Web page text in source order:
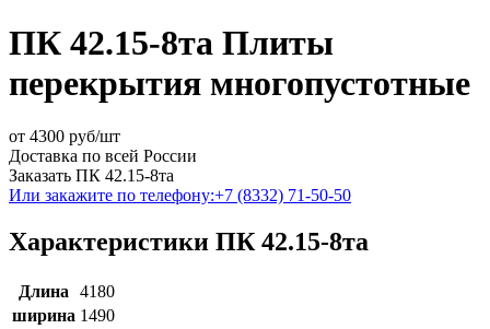
ПК 42.15-8та Плиты
перекрытия многопустотные
от 4300 руб/шт
Доставка по всей России
Заказать ПК 42.15-8та
Или закажите по телефону:+7 (8332) 71-50-50
Характеристики ПК 42.15-8та
Длина
4180
ширина 1490